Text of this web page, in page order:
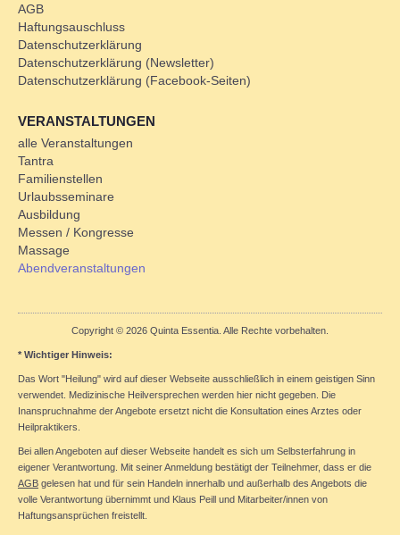
AGB
Haftungsauschluss
Datenschutzerklärung
Datenschutzerklärung (Newsletter)
Datenschutzerklärung (Facebook-Seiten)
VERANSTALTUNGEN
alle Veranstaltungen
Tantra
Familienstellen
Urlaubsseminare
Ausbildung
Messen / Kongresse
Massage
Abendveranstaltungen
Copyright © 2026 Quinta Essentia. Alle Rechte vorbehalten.
* Wichtiger Hinweis:
Das Wort "Heilung" wird auf dieser Webseite ausschließlich in einem geistigen Sinn
verwendet. Medizinische Heilversprechen werden hier nicht gegeben. Die
Inanspruchnahme der Angebote ersetzt nicht die Konsultation eines Arztes oder
Heilpraktikers.
Bei allen Angeboten auf dieser Webseite handelt es sich um Selbsterfahrung in
eigener Verantwortung. Mit seiner Anmeldung bestätigt der Teilnehmer, dass er die
AGB gelesen hat und für sein Handeln innerhalb und außerhalb des Angebots die
volle Verantwortung übernimmt und Klaus Peill und Mitarbeiter/innen von
Haftungsansprüchen freistellt.